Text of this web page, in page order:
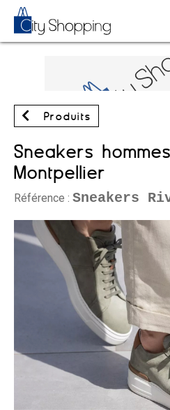
Produits
Sneakers
Montpellier
Référence : Sneakers